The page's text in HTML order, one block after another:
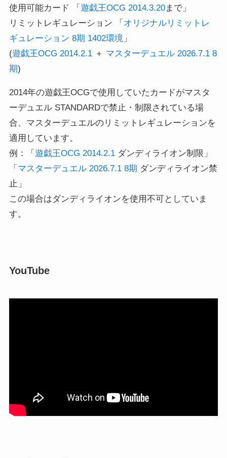
使用可能カード 「 遊戯王OCG 2014.3.20まで」
リミットレギュレーション 「 オリジナルリミットレ
ギュレーション 8期 1402環境」
(遊戯王OCG 2014.2.1＋ マスターデュエル 2026.7.1 8
期)
2014年の遊戯王OCGで使用していたカードがマスタ
ーデュエル STANDARDで禁止・制限されている場
合、マスターデュエルのリミットレギュレーションを
適用しています。
例：「 遊戯王OCG 2014.2.1ダンディライオン制限」
「 マスターデュエル 2026.7.1 8期 ダンディライオン禁
止」
この場合はダンディライオンを使用不可としていま
す。
YouTube